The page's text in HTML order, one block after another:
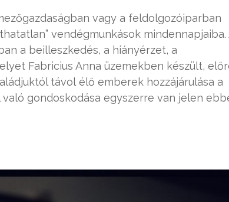
vagy a feldolgozóiparban
vendégmunkások mindennapjaiba.
a beilleszkedés, a hiányérzet, a
Fabricius Anna üzemekben készült,
távolélő emberek hozzájárulása a
gondoskodása egyszerre van jelen